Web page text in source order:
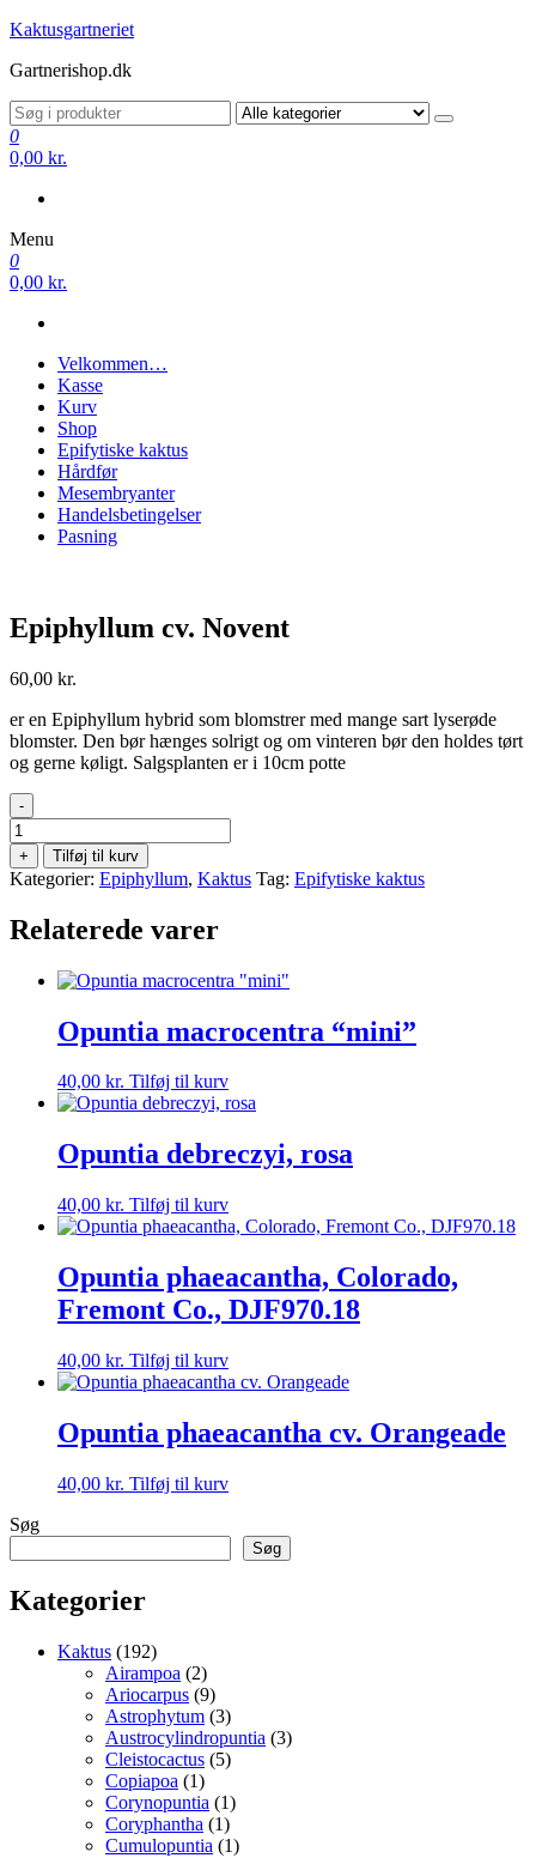
Videre
indhold
Kaktusgartneriet
Gartnerishop.dk
0
0,00 kr.
Menu
0
0,00 kr.
Velkommen…
Kasse
Kurv
Shop
Epifytiske kaktus
Hårdfør
Mesembryanter
Handelsbetingelser
Pasning
Epiphyllum cv. Novent
60,00 kr.
er en Epiphyllum hybrid som blomstrer med mange sart lyserøde
blomster. Den bør hænges solrigt og om vinteren bør den holdes tørt
og gerne køligt. Salgsplanten er i 10cm potte
-
Epiphyllum
cv.
Novent
antal
+ Tilføj til kurv
Kategorier: Epiphyllum, Kaktus Tag: Epifytiske kaktus
Relaterede varer
Opuntia macrocentra “mini”
40,00 kr. Tilføj til kurv
Opuntia debreczyi, rosa
40,00 kr. Tilføj til kurv
Opuntia phaeacantha, Colorado,
Fremont Co., DJF970.18
40,00 kr. Tilføj til kurv
Opuntia phaeacantha cv. Orangeade
40,00 kr. Tilføj til kurv
Søg
Søg
Kategorier
Kaktus 192192
varer
Airampoa 22
varer
Ariocarpus 99
varer
Astrophytum 33
varer
Austrocylindropuntia 33
Cleistocactus 55
Copiapoa 11
vare
Corynopuntia 11
vare
Coryphantha 11
vare
Cumulopuntia 11